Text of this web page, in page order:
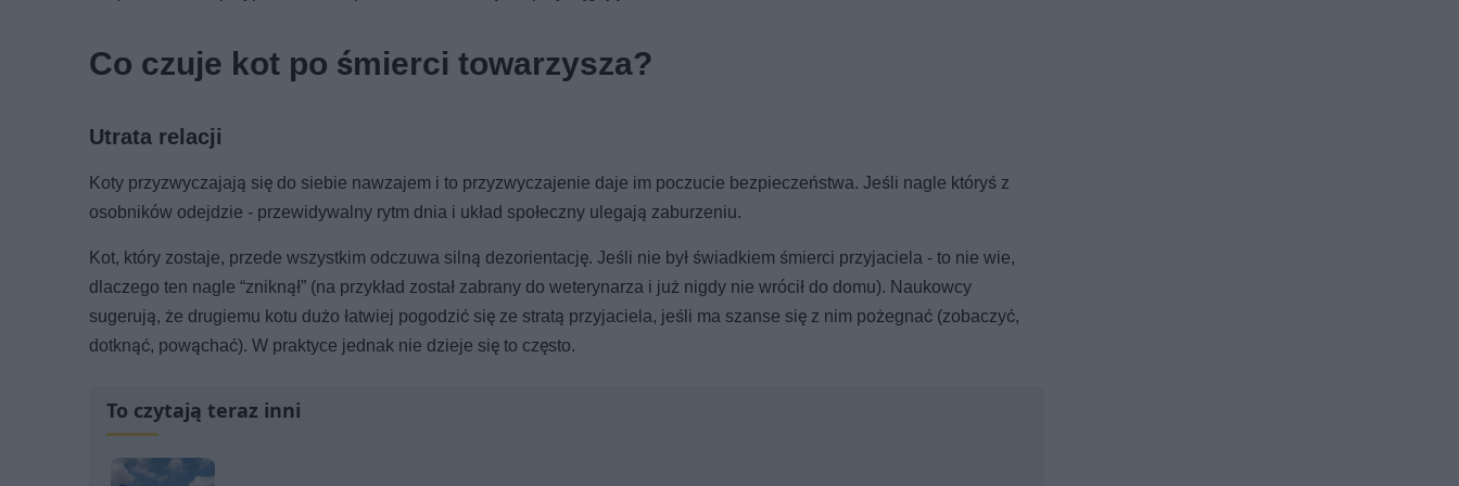
Co czuje kot po śmierci towarzysza?
Utrata relacji
Koty przyzwyczajają się do siebie nawzajem i to przyzwyczajenie daje im poczucie bezpieczeństwa. Jeśli nagle któryś z
osobników odejdzie - przewidywalny rytm dnia i układ społeczny ulegają zaburzeniu.
Kot, który zostaje, przede wszystkim odczuwa silną dezorientację. Jeśli nie był świadkiem śmierci przyjaciela - to nie wie,
dlaczego ten nagle “zniknął” (na przykład został zabrany do weterynarza i już nigdy nie wrócił do domu). Naukowcy
sugerują, że drugiemu kotu dużo łatwiej pogodzić się ze stratą przyjaciela, jeśli ma szanse się z nim pożegnać (zobaczyć,
dotknąć, powąchać). W praktyce jednak nie dzieje się to często.
To czytają teraz inni